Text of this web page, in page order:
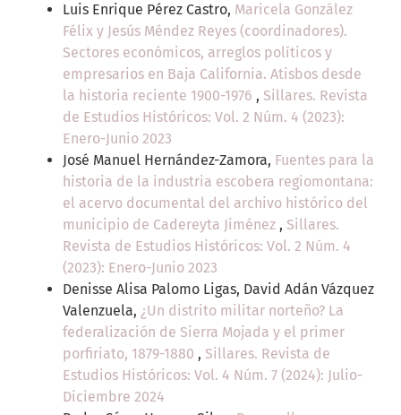
Luis Enrique Pérez Castro, Maricela González
Félix y Jesús Méndez Reyes (coordinadores).
Sectores económicos, arreglos políticos y
empresarios en Baja California. Atisbos desde
la historia reciente 1900-1976 , Sillares. Revista
de Estudios Históricos: Vol. 2 Núm. 4 (2023):
Enero-Junio 2023
José Manuel Hernández-Zamora, Fuentes para la
historia de la industria escobera regiomontana:
el acervo documental del archivo histórico del
municipio de Cadereyta Jiménez , Sillares.
Revista de Estudios Históricos: Vol. 2 Núm. 4
(2023): Enero-Junio 2023
Denisse Alisa Palomo Ligas, David Adán Vázquez
Valenzuela, ¿Un distrito militar norteño? La
federalización de Sierra Mojada y el primer
porfiriato, 1879-1880 , Sillares. Revista de
Estudios Históricos: Vol. 4 Núm. 7 (2024): Julio-
Diciembre 2024